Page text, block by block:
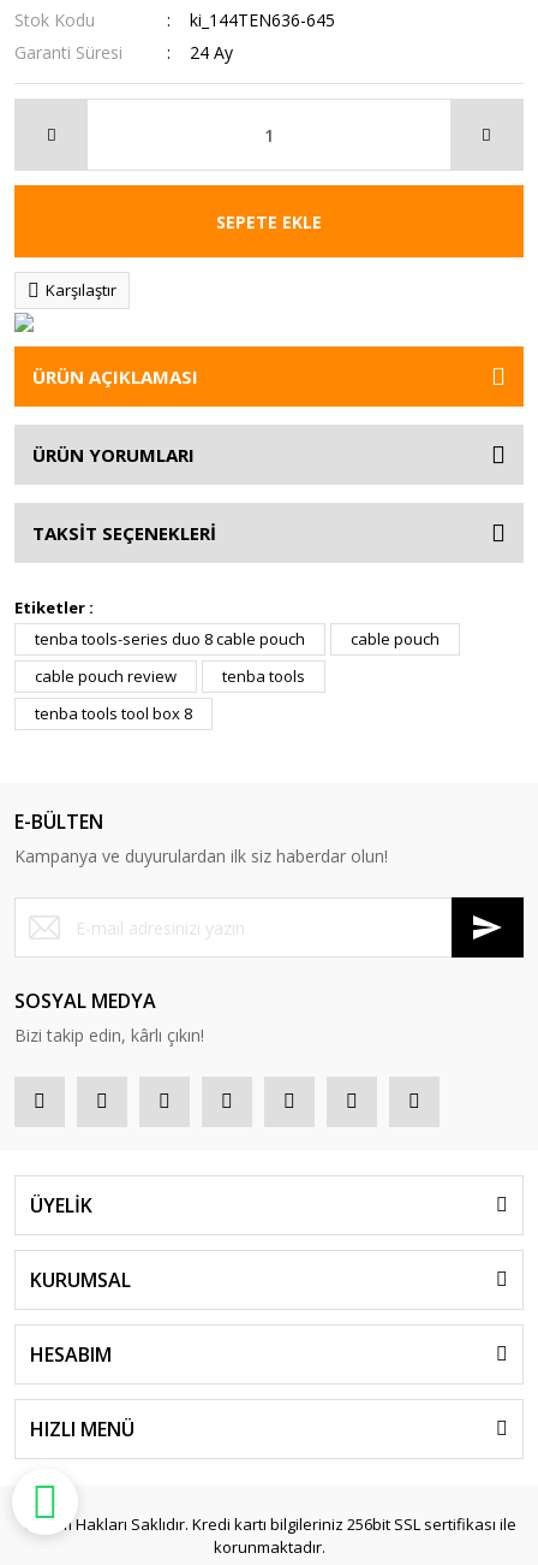
Stok Kodu
ki_144TEN636-645
Garanti Süresi
24 Ay
SEPETE EKLE
Karşılaştır
ÜRÜN AÇIKLAMASI
ÜRÜN YORUMLARI
TAKSİT SEÇENEKLERİ
Etiketler :
tenba tools-series duo 8 cable pouch
cable pouch
cable pouch review
tenba tools
tenba tools tool box 8
E-BÜLTEN
Kampanya ve duyurulardan ilk siz haberdar olun!
SOSYAL MEDYA
Bizi takip edin, kârlı çıkın!
ÜYELİK
KURUMSAL
HESABIM
HIZLI MENÜ
© Tüm Hakları Saklıdır. Kredi kartı bilgileriniz 256bit SSL sertifikası ile
korunmaktadır.